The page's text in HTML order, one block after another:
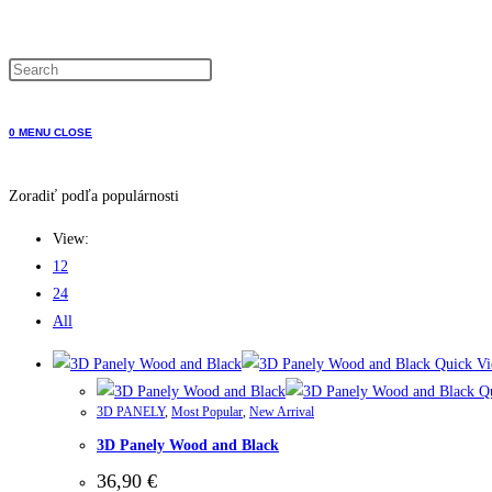
SEARCH
0 MENU CLOSE
Zoradiť podľa populárnosti
View:
12
24
All
Quick
3D PANELY, Most Popular, New Arrival
3D Panely Wood and Black
36,90 €